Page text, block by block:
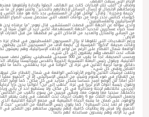
وأضاف أن “أغلب تلك الإنذارات كانت عبر الهاتف. اتصلوا بالإدارة وأبلغوها
وبإمكانهم الاتصال أو إرسال الرسائل لإخطارهم بالتحذير”. واعتبر نعوم
“جريمة ومجزرة”. وقال: “نواصل قول أن المستشفى بحد ذاته هو ملاذ
كرؤساء كنائس نحذر دوماً من دوامات العنف التي ستحصل بسبب الصراع
الإسرائيليين والفلسطينيين”.
ولدى سؤاله عن الجهة التي قصفت المستشفى، قال نعوم: “ما عرفناه نحن
لسنا خبراء عسكريين لتحديد الجهة المستهدفة، لكني أريد أن أقول شيئاً إن
من المباني والمنازل والعديد من الأماكن التي تم قصفها من قبل الغارات
الأرض”.
ورغم التهديدات التي تلقوها لا يزال المسيحيون الفلسطينيون في قطاع
وقالت صحيفة “لاكروا” الفرنسية إن “بضعة آلاف من المسيحيين الذين
الواقعة شمال القطاع على الرغم من أوامر الإخلاء الإسرائيلية، وهم يعيشون
هناك، تحت القصف وهم يفتقرون إلى كل شيء.
وبحسب الصحيفة، لجأ ما يقرب من 500 مسيحي فلسطيني،
دقائق يوميا لرعية اللاتين في غزة، إن “أخواننا في غزة يذهلنني، دائما ما
القنابل ونقص كل شيء”.
وتلقت أبرشيات اللاتين والروم الأرثوذكس الواقعة في شمال القطاع مثل
من القطاع في ضوء هجوم وشيك من الجيش الإسرائيلي، إلا أن “الجميع عملياً
أكثر أماناً؛ لأن الوضع أصبح حساساً بشكل متزايد في كل مكان”، كما أوضح
الجرحى، عائلاتهم لاجئة ومتناثرة في كل مكان، ولا يستطيع أحد أن يأتي
بأكملها. سنحيا معاً ونموت معاً، ونبقى قريبين من يسوع، بالقرب من
وتعمل المبشرات الثلاث مع 6 راهبات أخريات تحت القصف، في وقت
والوقود، على ضمان ما يشبه الحياة الطبيعية في مجمع الرعية اللاتينية
“الأمور لم تعد تحت السيطرة”، كما يقول رئيس الاساقفة من القدس، “حيث
للجميع، ولا فرش ولا بطانيات كافية. إنهم يعيشون ساعتهم دون التفكير في
في يد الإله، وهم ينشدون مساعدته لهم دائما”.